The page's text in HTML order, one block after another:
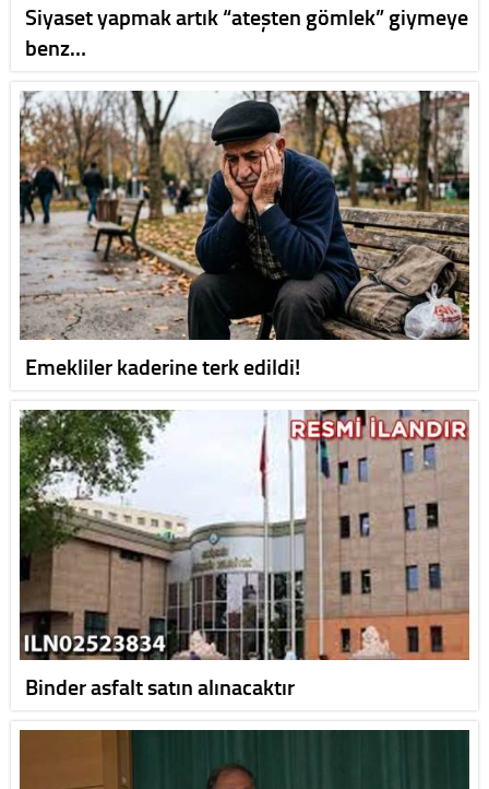
Siyaset yapmak artık “ateşten gömlek” giymeye
benz…
Emekliler kaderine terk edildi!
Binder asfalt satın alınacaktır